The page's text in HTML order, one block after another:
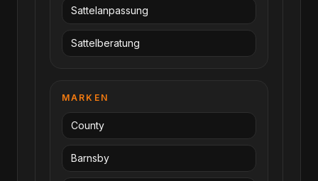
Sattelanpassung
Sattelberatung
MARKEN
County
Barnsby